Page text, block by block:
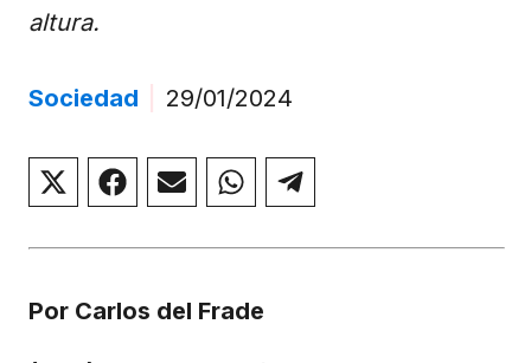
altura.
Sociedad 29/01/2024
Compartir
en
(Twitter)
Compartir
en
Compartir
en
Compartir
en
Compartir
en
Por Carlos del Frade